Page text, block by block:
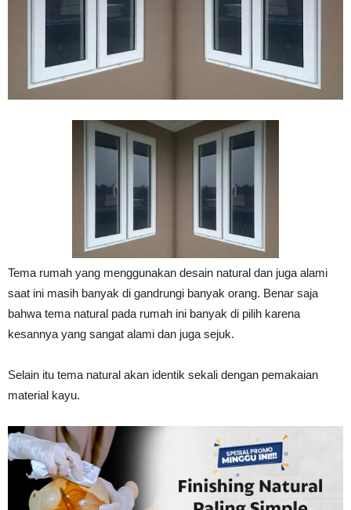
Cepat
&
Tahan
Lama
Tema rumah yang menggunakan desain natural dan juga alami
saat ini masih banyak di gandrungi banyak orang. Benar saja
bahwa tema natural pada rumah ini banyak di pilih karena
kesannya yang sangat alami dan juga sejuk.
Selain itu tema natural akan identik sekali dengan pemakaian
material kayu.